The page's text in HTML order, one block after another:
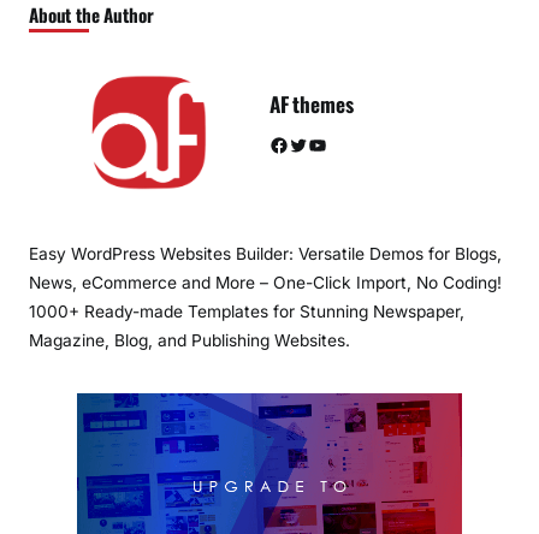
About the Author
AF themes
Facebook Twitter YouTube
Easy WordPress Websites Builder: Versatile Demos for Blogs,
News, eCommerce and More – One-Click Import, No Coding!
1000+ Ready-made Templates for Stunning Newspaper,
Magazine, Blog, and Publishing Websites.